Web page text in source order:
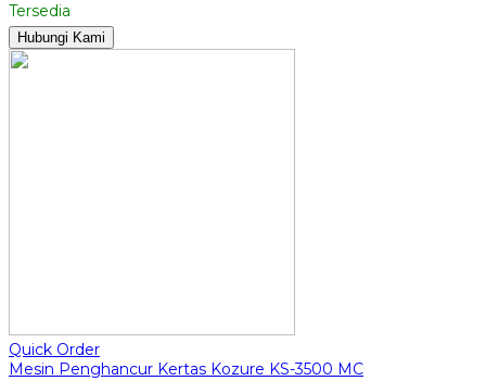
Tersedia
Hubungi Kami
Quick Order
Mesin Penghancur Kertas Kozure KS-3500 MC